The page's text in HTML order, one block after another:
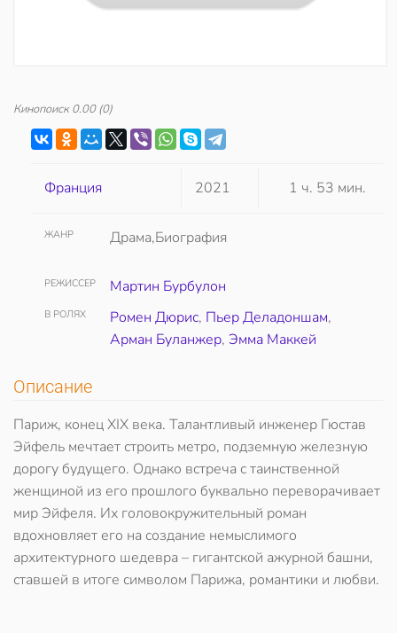
Кинопоиск 0.00(0)
Франция 2021 1 ч. 53 мин.
ЖАНР Драма,Биография
РЕЖИССЕР Мартин Бурбулон
В РОЛЯХ Ромен Дюрис, Пьер Деладоншам,
Арман Буланжер, Эмма Маккей
Описание
Париж, конец XIX века. Талантливый инженер Гюстав
Эйфель мечтает строить метро, подземную железную
дорогу будущего. Однако встреча с таинственной
женщиной из его прошлого буквально переворачивает
мир Эйфеля. Их головокружительный роман
вдохновляет его на создание немыслимого
архитектурного шедевра – гигантской ажурной башни,
ставшей в итоге символом Парижа, романтики и любви.